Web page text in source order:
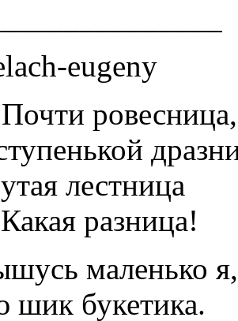
eugeny
ровесница,
лестница
разница!
маленько я,
шик букетика.